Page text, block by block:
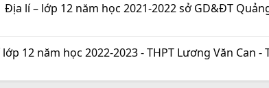
lí – lớp 12 năm học 2021-2022 sở GD&ĐT
12 năm học 2022-2023 - THPT Lương Văn Can -